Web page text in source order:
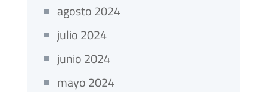
agosto 2024
julio 2024
junio 2024
mayo 2024